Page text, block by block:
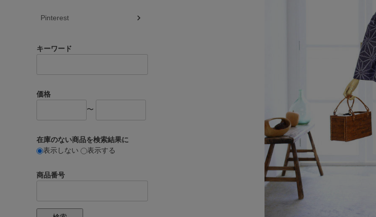
Pinterest
キーワード
価格
〜
在庫のない商品を検索結果に
表示しない
表示する
商品番号